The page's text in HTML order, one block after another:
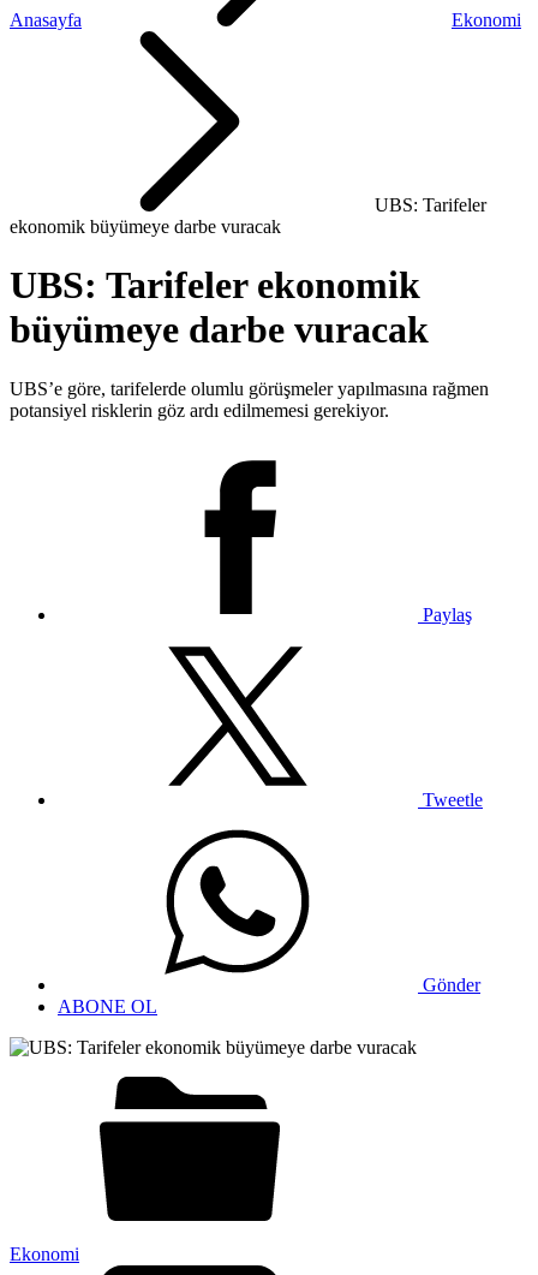
Anasayfa Ekonomi
UBS: Tarifeler
ekonomik büyümeye darbe vuracak
UBS: Tarifeler ekonomik
büyümeye darbe vuracak
UBS’e göre, tarifelerde olumlu görüşmeler yapılmasına rağmen
potansiyel risklerin göz ardı edilmemesi gerekiyor.
Paylaş
Tweetle
Gönder
ABONE OL
Ekonomi